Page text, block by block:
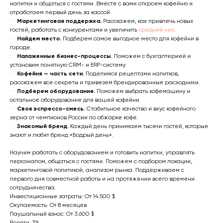
напитки и общаться с гостями. Вместе с вами откроем кофейню и
отработаем первый день за кассой.
·
Маркетинговая поддержка. Расскажем, как привлечь новых
гостей, работать с конкурентами и увеличить средний чек.
·
Найдем место. Подберем самое выгодное место для кофейни в
городе.
·
Налаженные бизнес-процессы. Поможем с бухгалтерией и
установим понятную CRM- и ERP-систему.
·
Кофейня — часть сети. Поделимся рецептами напитков,
расскажем все секреты и привезем брендированные расходники.
·
Подберем оборудование. Поможем выбрать кофемашину и
остальное оборудование для вашей кофейни.
· Своя эспрессо-смесь. Стабильное качество и вкус кофейного
зерна от чемпионов России по обжарке кофе.
· Знакомый бренд. Каждый день принимаем тысячи гостей, которые
знают и любят бренд «Бодрый день».
Научим работать с оборудованием и готовить напитки, управлять
персоналом, общаться с гостями. Поможем с подбором локации,
маркетинговой политикой, анализом рынка. Поддерживаем с
первого дня совместной работы и на протяжении всего времени
сотрудничества.
Инвестиционные затраты: От 14.500 $
Окупаемость: От 8 месяцев
Паушальный взнос: От 3.600 $